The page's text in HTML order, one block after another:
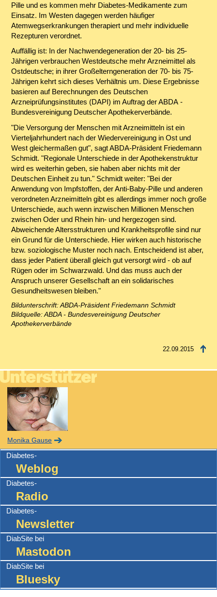
Pille und es kommen mehr Diabetes-Medikamente zum
Einsatz. Im Westen dagegen werden häufiger
Atemwegserkrankungen therapiert und mehr individuelle
Rezepturen verordnet.
Auffällig ist: In der Nachwendegeneration der 20- bis 25-
Jährigen verbrauchen Westdeutsche mehr Arzneimittel als
Ostdeutsche; in ihrer Großelterngeneration der 70- bis 75-
Jährigen kehrt sich dieses Verhältnis um. Diese Ergebnisse
basieren auf Berechnungen des Deutschen
Arzneiprüfungsinstitutes (DAPI) im Auftrag der ABDA -
Bundesvereinigung Deutscher Apothekerverbände.
"Die Versorgung der Menschen mit Arzneimitteln ist ein
Vierteljahrhundert nach der Wiedervereinigung in Ost und
West gleichermaßen gut", sagt ABDA-Präsident Friedemann
Schmidt. "Regionale Unterschiede in der Apothekenstruktur
wird es weiterhin geben, sie haben aber nichts mit der
Deutschen Einheit zu tun." Schmidt weiter: "Bei der
Anwendung von Impfstoffen, der Anti-Baby-Pille und anderen
verordneten Arzneimitteln gibt es allerdings immer noch große
Unterschiede, auch wenn inzwischen Millionen Menschen
zwischen Oder und Rhein hin- und hergezogen sind.
Abweichende Altersstrukturen und Krankheitsprofile sind nur
ein Grund für die Unterschiede. Hier wirken auch historische
bzw. soziologische Muster noch nach. Entscheidend ist aber,
dass jeder Patient überall gleich gut versorgt wird - ob auf
Rügen oder im Schwarzwald. Und das muss auch der
Anspruch unserer Gesellschaft an ein solidarisches
Gesundheitswesen bleiben."
Bildunterschrift: ABDA-Präsident Friedemann Schmidt
Bildquelle: ABDA - Bundesvereinigung Deutscher
Apothekerverbände
22.09.2015
Monika Gause
Diabetes-
Weblog
Diabetes-
Radio
Diabetes-
Newsletter
DiabSite bei
Mastodon
DiabSite bei
Bluesky